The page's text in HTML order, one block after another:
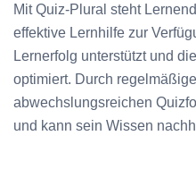
Mit Quiz-Plural steht
effektive Lernhilfe zur
Lernerfolg unterstützt und die
optimiert. Durch
abwechslungsreichen
und kann sein Wissen